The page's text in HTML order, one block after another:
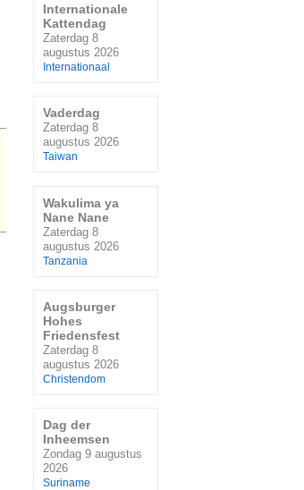
Internationale
Kattendag
Zaterdag 8
augustus 2026
Internationaal
Vaderdag
Zaterdag 8
augustus 2026
Taiwan
Wakulima ya
Nane Nane
Zaterdag 8
augustus 2026
Tanzania
Augsburger
Hohes
Friedensfest
Zaterdag 8
augustus 2026
Christendom
Dag der
Inheemsen
Zondag 9 augustus
2026
Suriname